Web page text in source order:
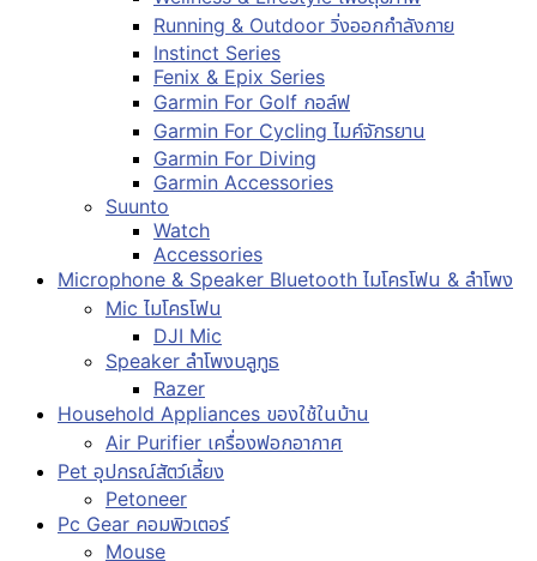
Running & Outdoor วิ่งออกกำลังกาย
Instinct Series
Fenix & Epix Series
Garmin For Golf กอล์ฟ
Garmin For Cycling ไมค์จักรยาน
Garmin For Diving
Garmin Accessories
Suunto
Watch
Accessories
Microphone & Speaker Bluetooth ไมโครโฟน & ลำโพง
Mic ไมโครโฟน
DJI Mic
Speaker ลำโพงบลูทูธ
Razer
Household Appliances ของใช้ในบ้าน
Air Purifier เครื่องฟอกอากาศ
Pet อุปกรณ์สัตว์เลี้ยง
Petoneer
Pc Gear คอมพิวเตอร์
Mouse